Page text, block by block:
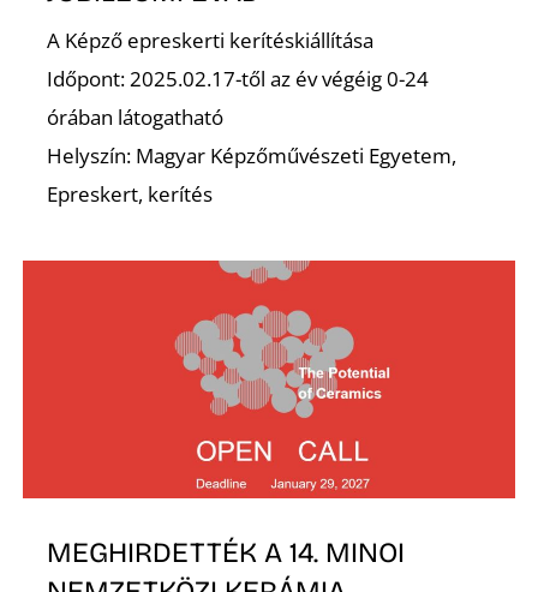
A Képző epreskerti kerítéskiállítása
Időpont: 2025.02.17-től az év végéig 0-24
órában látogatható
Helyszín: Magyar Képzőművészeti Egyetem,
Epreskert, kerítés
MEGHIRDETTÉK A 14. MINOI